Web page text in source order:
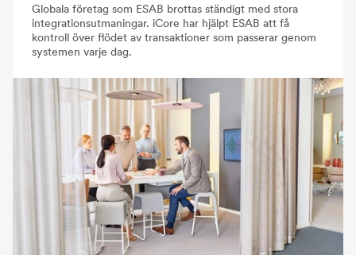
Globala företag som ESAB brottas ständigt med stora
integrationsutmaningar. iCore har hjälpt ESAB att få
kontroll över flödet av transaktioner som passerar genom
systemen varje dag.